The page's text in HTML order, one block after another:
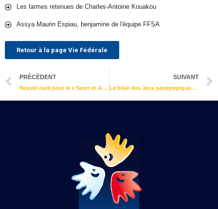
Les larmes retenues de Charles-Antoine Kouakou
Assya Maurin Espiau, benjamine de l'équipe FFSA
Retour à la page Vie Fédérale
Précédent
PRÉCÉDENT
Nouvel outil pour le « Sport et Autisme »
SUIVANT
Le bilan des Jeux paralympiques de Tokyo